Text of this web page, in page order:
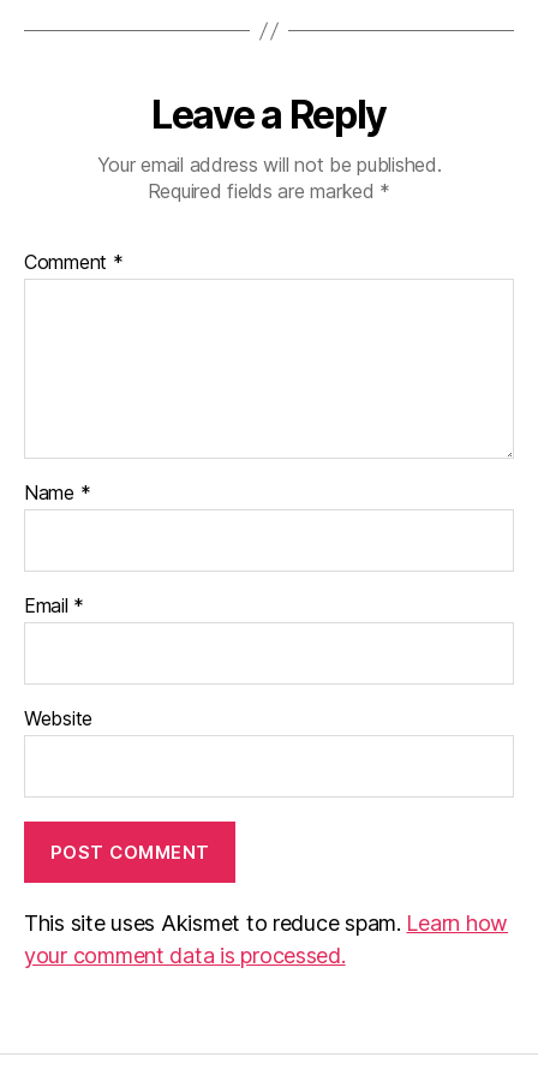
Leave a Reply
Your email address will not be published.
Required fields are marked *
Comment *
Name *
Email *
Website
This site uses Akismet to reduce spam. Learn how
your comment data is processed.